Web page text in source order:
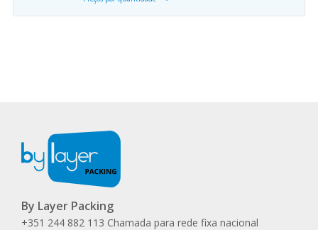
By Layer Packing
+351 244 882 113 Chamada para rede fixa nacional